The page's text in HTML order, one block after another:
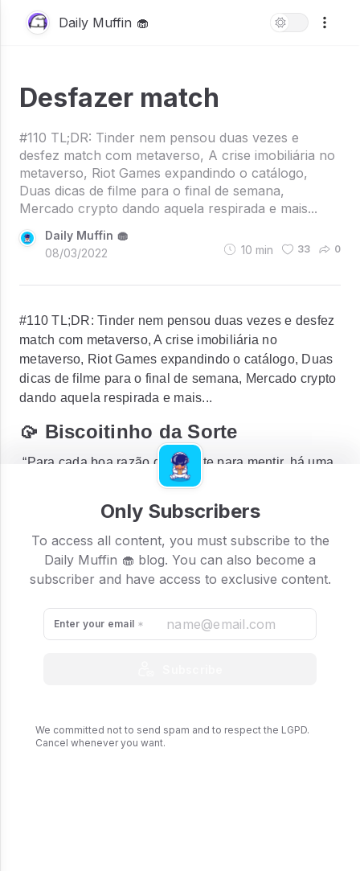
Daily Muffin 🧁
Desfazer match
#110 TL;DR: Tinder nem pensou duas vezes e
desfez match com metaverso, A crise imobiliária no
metaverso, Riot Games expandindo o catálogo,
Duas dicas de filme para o final de semana,
Mercado crypto dando aquela respirada e mais...
Daily Muffin 🧁
08/03/2022
10 min 33 0
#110 TL;DR: Tinder nem pensou duas vezes e desfez
match com metaverso, A crise imobiliária no
metaverso, Riot Games expandindo o catálogo, Duas
dicas de filme para o final de semana, Mercado crypto
dando aquela respirada e mais...
🥠 Biscoitinho da Sorte
“Para cada boa razão que existe para mentir, há uma
razão melhor para dizer a verdade.” - Bo Bennett
Only Subscribers
To access all content, you must subscribe to the
Daily Muffin 🧁 blog. You can also become a
subscriber and have access to exclusive content.
Enter your email
We committed not to send spam and to respect the LGPD.
Cancel whenever you want.